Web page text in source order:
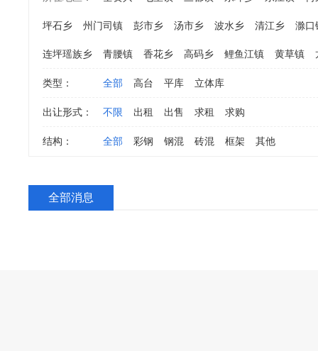
坪石乡 州门司镇 彭市乡 汤市乡 波水乡 清江乡 滁口
连坪瑶族乡 青腰镇 香花乡 高码乡 鲤鱼江镇 黄草镇
类型： 全部 高台 平库 立体库
出让形式： 不限 出租 出售 求租 求购
结构： 全部 彩钢 钢混 砖混 框架 其他
全部消息